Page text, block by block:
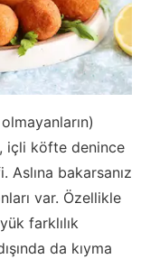
içli köfte denince
Aslına bakarsanız
var. Özellikle
farklılık
da kıyma